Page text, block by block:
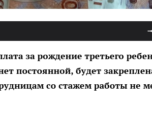
за рождение третьего
постоянной, будет
со стажем работы не